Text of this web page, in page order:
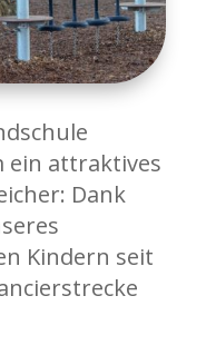
ein attraktives
Dank
Kindern seit